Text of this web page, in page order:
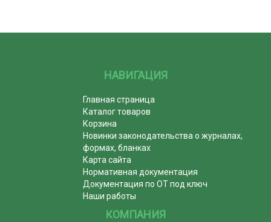
НАВИГАЦИЯ
Главная страница
Каталог товаров
Корзина
Новинки законодательства о журналах,
формах, бланках
Карта сайта
Нормативная документация
Документация по ОТ под ключ
Наши работы
КОМПАНИЯ